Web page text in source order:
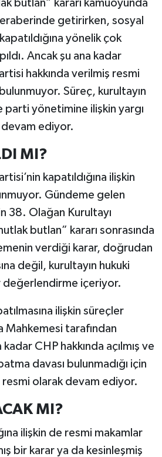
butlan” kararı kamuoyunda
getirirken, sosyal
yönelik çok
Ancak şu ana kadar
hakkında verilmiş resmi
Süreç, kurultayın
parti yönetimine ilişkin yargı
devam ediyor.
MI?
kapatıldığına ilişkin
Gündeme gelen
38. Olağan Kurultayı
butlan” kararı sonrasında
verdiği karar, doğrudan
değil, kurultayın hukuki
değerlendirme içeriyor.
ilişkin süreçler
Mahkemesi tarafından
CHP hakkında açılmış ve
davası bulunmadığı için
olarak devam ediyor.
MI?
ilişkin de resmi makamlar
bir karar ya da kesinleşmiş